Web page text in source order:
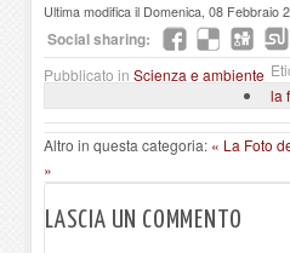
Ultima modifica il Domenica, 08 Febbraio
Social sharing:
Pubblicato in Scienza e ambiente
la
Altro in questa categoria: « La Foto
»
LASCIA UN COMMENTO